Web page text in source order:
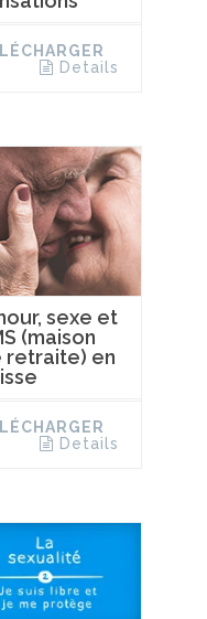
Details
sexe et
(maison
retraite) en
Details